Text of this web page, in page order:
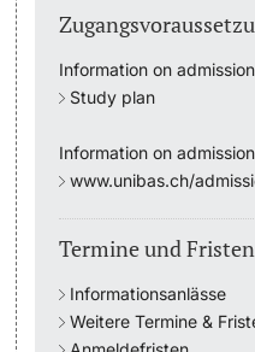
Campus Stories
Hörerinnen/Hörer
Student Life
Beratung & Support
Studienberatung
Information on
Study plan
Information on
www.unibas.ch/
Termine und Fristen
Informationsanlässe
Weitere Termine &